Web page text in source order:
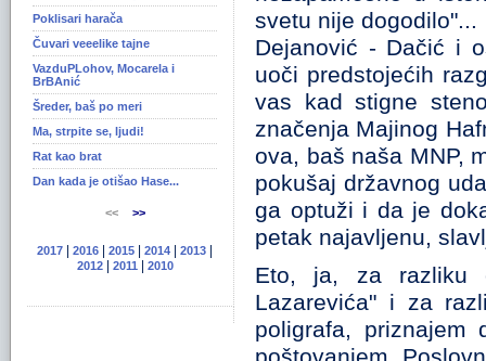
Poklisari harača
Čuvari veeelike tajne
VazduPLohov, Mocarela i
BrBAnić
Šreder, baš po meri
Ma, strpite se, ljudi!
Rat kao brat
Dan kada je otišao Hase...
<< >>
2017 2016 2015 2014 2013
2012| 2011| 2010
svetu nije
Dejanović - Dačić i
uoči predstojećih
vas kad stigne
značenja Majinog
ova, baš naša MNP,
pokušaj državnog
ga optuži i da je
petak najavljenu,
Eto, ja, za razliku
Lazarevića" i za
poligrafa, priznajem